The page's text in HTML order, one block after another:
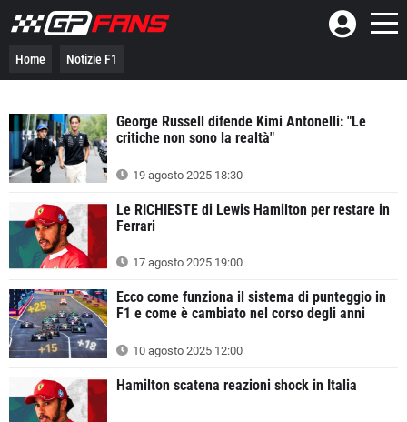
Home Notizie F1
George Russell difende Kimi Antonelli: "Le
critiche non sono la realtà"
19 agosto 2025 18:30
Le RICHIESTE di Lewis Hamilton per restare in
Ferrari
17 agosto 2025 19:00
Ecco come funziona il sistema di punteggio in
F1 e come è cambiato nel corso degli anni
10 agosto 2025 12:00
Hamilton scatena reazioni shock in Italia